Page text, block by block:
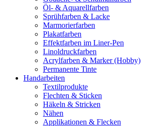
Öl- & Aquarellfarben
Sprühfarben & Lacke
Marmorierfarben
Plakatfarben
Effektfarben im Liner-Pen
Linoldruckfarben
Acrylfarben & Marker (Hobby)
Permanente Tinte
Handarbeiten
Textilprodukte
Flechten & Sticken
Häkeln & Stricken
Nähen
Applikationen & Flecken